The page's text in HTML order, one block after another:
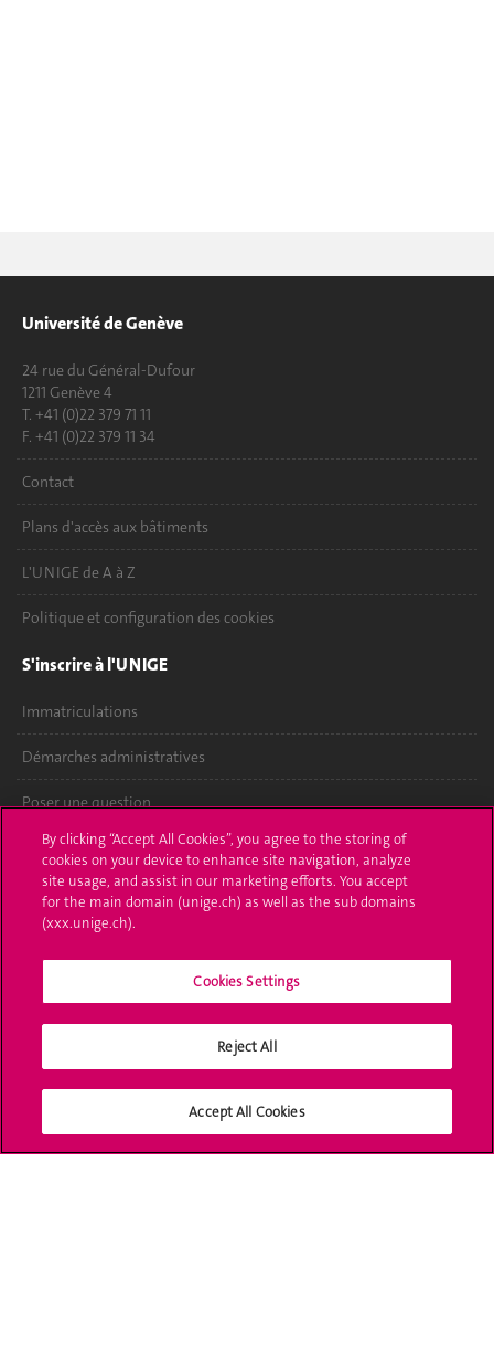
Université de Genève
24 rue du Général-Dufour
1211 Genève 4
T. +41 (0)22 379 71 11
F. +41 (0)22 379 11 34
Contact
Plans d'accès aux bâtiments
L'UNIGE de A à Z
Politique et configuration des cookies
S'inscrire à l'UNIGE
Immatriculations
Démarches administratives
Poser une question
L'UNIGE vous informe
UNIGE Mobile
Bibliothèque
Médias sociaux UNIGE
By clicking “Accept All Cookies”, you agree to the storing of
cookies on your device to enhance site navigation, analyze
site usage, and assist in our marketing efforts. You accept
for the main domain (unige.ch) as well as the sub domains
(xxx.unige.ch).
Cookies Settings
Reject All
Accept All Cookies